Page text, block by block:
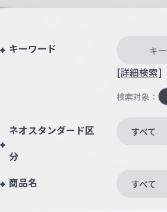
キーワード
[詳細検索]
検索対象：
ネオスタンダード区
分
すべて
商品名 すべて